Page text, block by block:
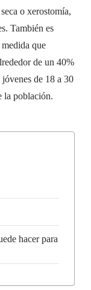
o xerostomía,
También es
que
de un 40%
de 18 a 30
la población.
hacer para